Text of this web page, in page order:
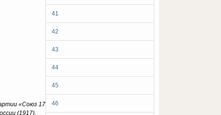
41
42
43
44
45
46
«Союз 17
(1917),